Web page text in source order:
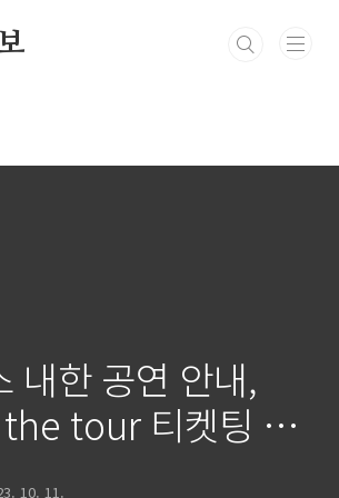
내한 공연 안내,
the tour 티켓팅 정
10. 11.